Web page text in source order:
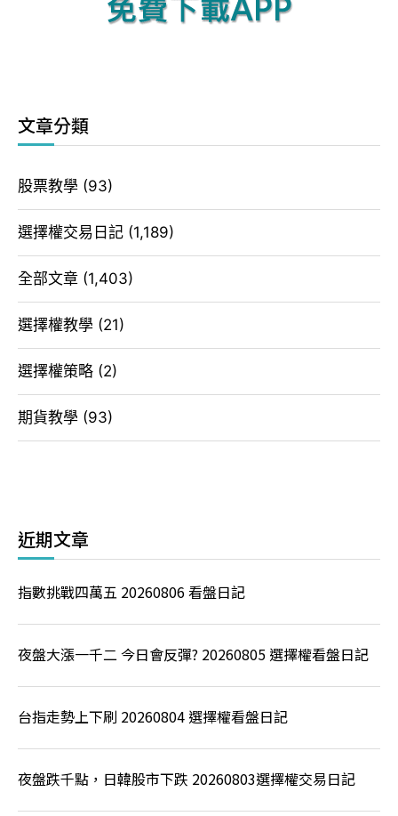
文章分類
股票教學 (93)
選擇權交易日記 (1,189)
全部文章 (1,403)
選擇權教學 (21)
選擇權策略 (2)
期貨教學 (93)
近期文章
指數挑戰四萬五 20260806 看盤日記
夜盤大漲一千二 今日會反彈? 20260805 選擇權看盤日記
台指走勢上下刷 20260804 選擇權看盤日記
夜盤跌千點，日韓股市下跌 20260803選擇權交易日記